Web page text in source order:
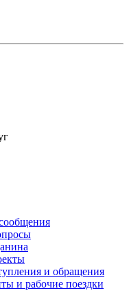
и обращения
и рабочие поездки